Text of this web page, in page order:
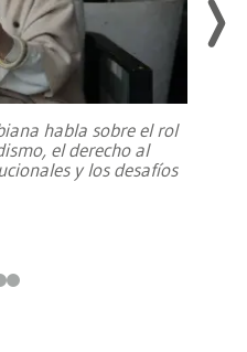
habla sobre el rol
el derecho al
y los desafíos